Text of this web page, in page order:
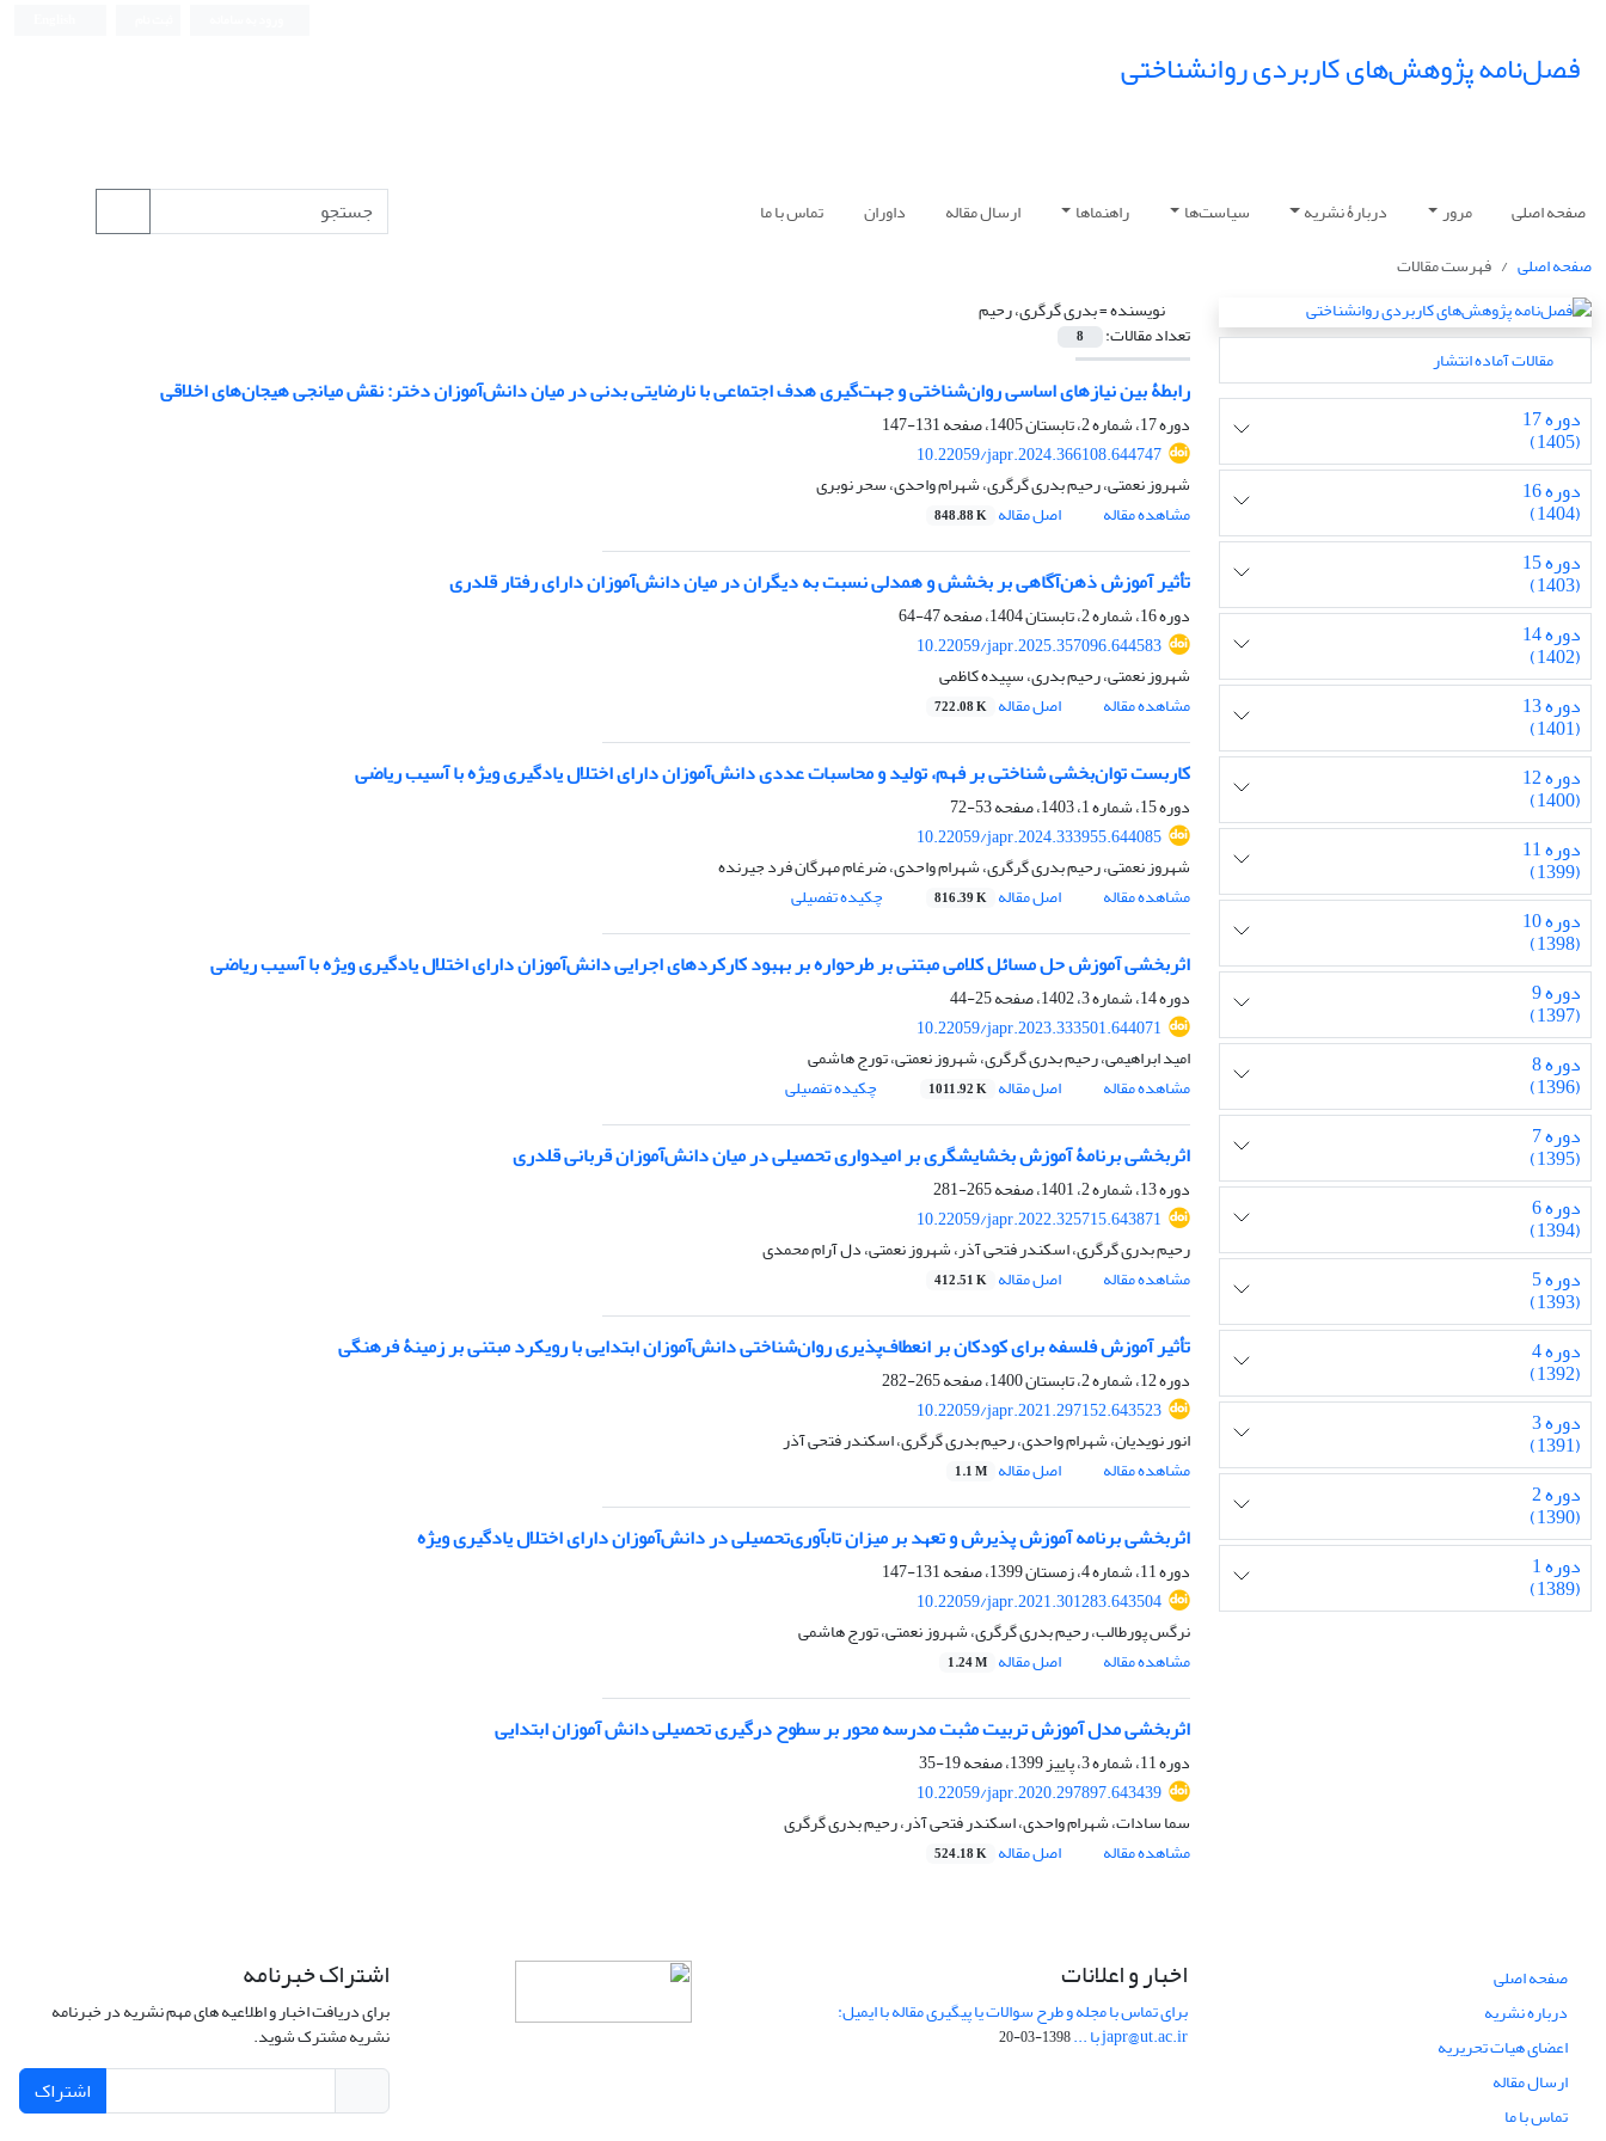
فصل‌نامه پژوهش‌های کاربردی روانشناختی
صفحه اصلی مرور دربارۀ نشریه سیاست‌ها راهنماها ارسال مقاله داوران
تماس با ما
صفحه اصلی
فهرست مقالات
مقالات آماده انتشار
دوره 17
(1405)
دوره 16
(1404)
دوره 15
(1403)
دوره 14
(1402)
دوره 13
(1401)
دوره 12
(1400)
دوره 11
(1399)
دوره 10
(1398)
دوره 9
(1397)
دوره 8
(1396)
دوره 7
(1395)
دوره 6
(1394)
دوره 5
(1393)
دوره 4
(1392)
دوره 3
(1391)
دوره 2
(1390)
دوره 1
(1389)
نویسنده =بدری گرگری، رحیم
تعداد مقالات: 8
رابطۀ بین نیازهای اساسی روان‌شناختی و جهت‌گیری هدف اجتماعی با نارضایتی بدنی در میان دانش‌آموزان دختر: نقش میانجی هیجان‌های اخلاقی
دوره 17، شماره 2، تابستان 1405، صفحه
131-147
10.22059/japr.2024.366108.644747
شهروز نعمتی، رحیم بدری گرگری، شهرام واحدی، سحر نوبری
مشاهده مقاله
اصل مقاله 848.88 K
تأثیر آموزش ذهن‌آگاهی بر بخشش و همدلی نسبت به دیگران در میان دانش‌آموزان دارای رفتار قلدری
دوره 16، شماره 2، تابستان 1404، صفحه
47-64
10.22059/japr.2025.357096.644583
شهروز نعمتی، رحیم بدری، سپیده کاظمی
مشاهده مقاله
اصل مقاله 722.08 K
کاربست توان‌بخشی شناختی بر فهم، تولید و محاسبات عددی دانش‌آموزان دارای اختلال یادگیری ویژه با آسیب ریاضی
دوره 15، شماره 1، 1403، صفحه
53-72
10.22059/japr.2024.333955.644085
شهروز نعمتی، رحیم بدری گرگری، شهرام واحدی، ضرغام مهرگان فرد جیرنده
مشاهده مقاله
اصل مقاله 816.39 K چکیده تفصیلی
اثربخشی آموزش حل مسائل کلامی مبتنی بر طرحواره بر بهبود کارکردهای اجرایی دانش‌آموزان دارای اختلال یادگیری ویژه با آسیب ریاضی
دوره 14، شماره 3، 1402، صفحه
25-44
10.22059/japr.2023.333501.644071
امید ابراهیمی، رحیم بدری گرگری، شهروز نعمتی، تورج هاشمی
مشاهده مقاله
اصل مقاله 1011.92 K چکیده تفصیلی
اثربخشی برنامۀ آموزش بخشایشگری بر امیدواری تحصیلی در میان دانش‌آموزان قربانی قلدری
دوره 13، شماره 2، 1401، صفحه
265-281
10.22059/japr.2022.325715.643871
رحیم بدری گرگری، اسکندر فتحی آذر، شهروز نعمتی، دل آرام محمدی
مشاهده مقاله
اصل مقاله 412.51 K
تأثیر آموزش فلسفه برای کودکان بر انعطاف‌پذیری روان‌شناختی دانش‌آموزان ابتدایی با رویکرد مبتنی بر زمینۀ فرهنگی
دوره 12، شماره 2، تابستان 1400، صفحه
265-282
10.22059/japr.2021.297152.643523
انور نویدیان، شهرام واحدی، رحیم بدری گرگری، اسکندر فتحی آذر
مشاهده مقاله
اصل مقاله 1.1 M
اثربخشی برنامه آموزش پذیرش و تعهد بر میزان تابآوری‌تحصیلی در دانش‌آموزان دارای اختلال یادگیری ویژه
دوره 11، شماره 4، زمستان 1399، صفحه
131-147
10.22059/japr.2021.301283.643504
نرگس پورطالب، رحیم بدری گرگری، شهروز نعمتی، تورج هاشمی
مشاهده مقاله
اصل مقاله 1.24 M
اثربخشی مدل آموزش تربیت مثبت مدرسه محور بر سطوح درگیری تحصیلی دانش آموزان ابتدایی
دوره 11، شماره 3، پاییز 1399، صفحه
19-35
10.22059/japr.2020.297897.643439
سما سادات، شهرام واحدی، اسکندر فتحی آذر، رحیم بدری گرگری
مشاهده مقاله
اصل مقاله 524.18 K
صفحه اصلی
درباره نشریه
اعضای هیات تحریریه
ارسال مقاله
تماس با ما
اخبار و اعلانات
برای تماس با مجله و طرح سوالات یا پیگیری مقاله با ایمیل:
japr@ut.ac.ir با ... 1398-03-20
اشتراک خبرنامه
برای دریافت اخبار و اطلاعیه های مهم نشریه در خبرنامه
نشریه مشترک شوید.
اشتراک